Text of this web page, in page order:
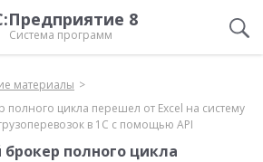
8
Система программ
материалы
цикла перешел от Excel на систему
в 1С с помощью API
полного цикла